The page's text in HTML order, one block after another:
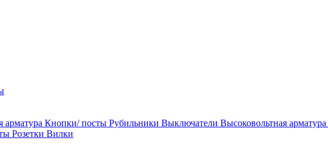
арматура Кнопки/ посты Рубильники Выключатели Высоковольтная арматура
Розетки Вилки